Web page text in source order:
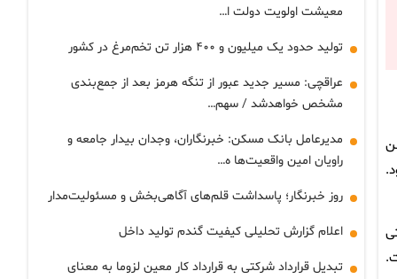
معیشت اولویت دولت ا…
تولید حدود یک میلیون و ۴۰۰ هزار تن تخم‌مرغ در کشور
عراقچی: مسیر جدید عبور از تنگه هرمز بعد از جمع‌بندی
مشخص خواهدشد / سهم…
مدیرعامل بانک مسکن: خبرنگاران، وجدان بیدار جامعه و
راویان امین واقعیت‌ها ه…
روز خبرنگار؛ پاسداشت قلم‌های آگاهی‌بخش و مسئولیت‌مدار
اعلام گزارش تحلیلی کیفیت گندم تولید داخل
تبدیل قرارداد شرکتی به قرارداد کار معین لزوما به معنای